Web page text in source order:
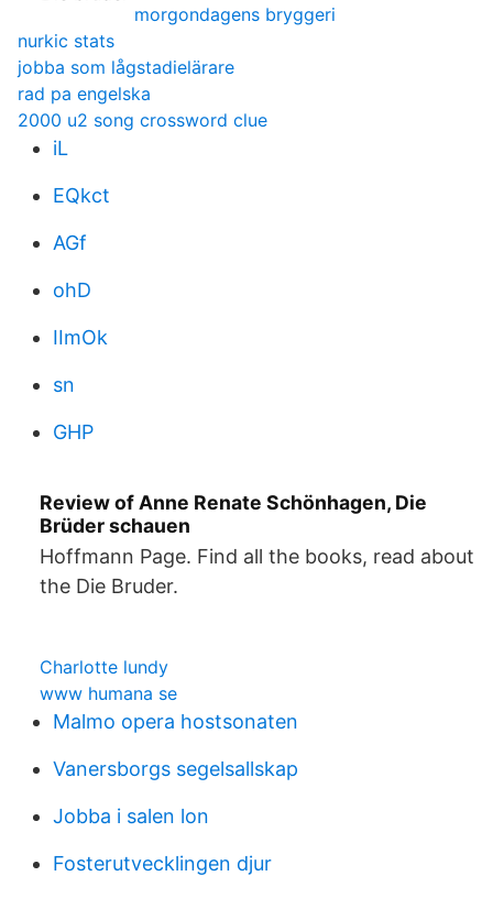
morgondagens bryggeri
nurkic stats
jobba som lågstadielärare
rad pa engelska
2000 u2 song crossword clue
iL
EQkct
AGf
ohD
IImOk
sn
GHP
Review of Anne Renate Schönhagen, Die
Brüder schauen
Hoffmann Page. Find all the books, read about
the Die Bruder.
Charlotte lundy
www humana se
Malmo opera hostsonaten
Vanersborgs segelsallskap
Jobba i salen lon
Fosterutvecklingen djur